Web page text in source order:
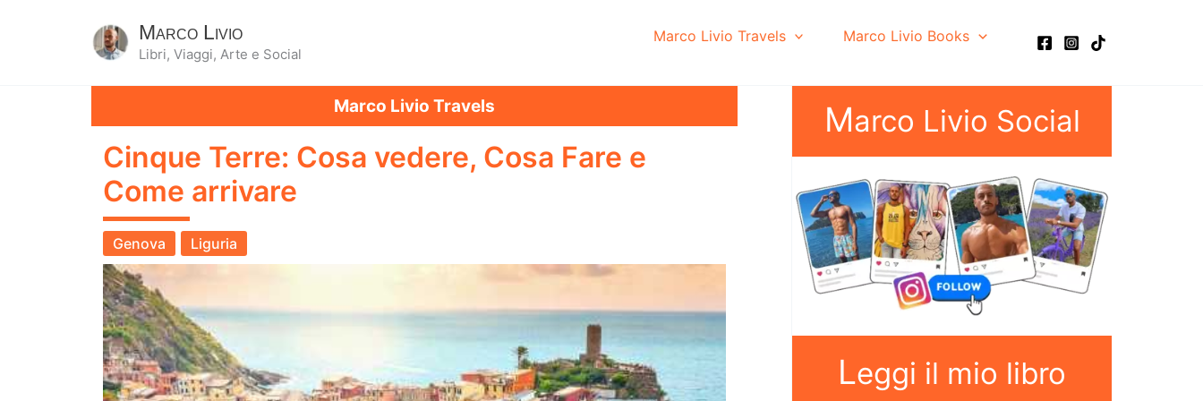
Marco Livio
Libri, Viaggi, Arte e Social
Marco Livio Travels Marco Livio Books
Marco Livio Travels
Cinque Terre: Cosa vedere, Cosa Fare e
Come arrivare
Genova Liguria
Marco Livio Social
Leggi il mio libro